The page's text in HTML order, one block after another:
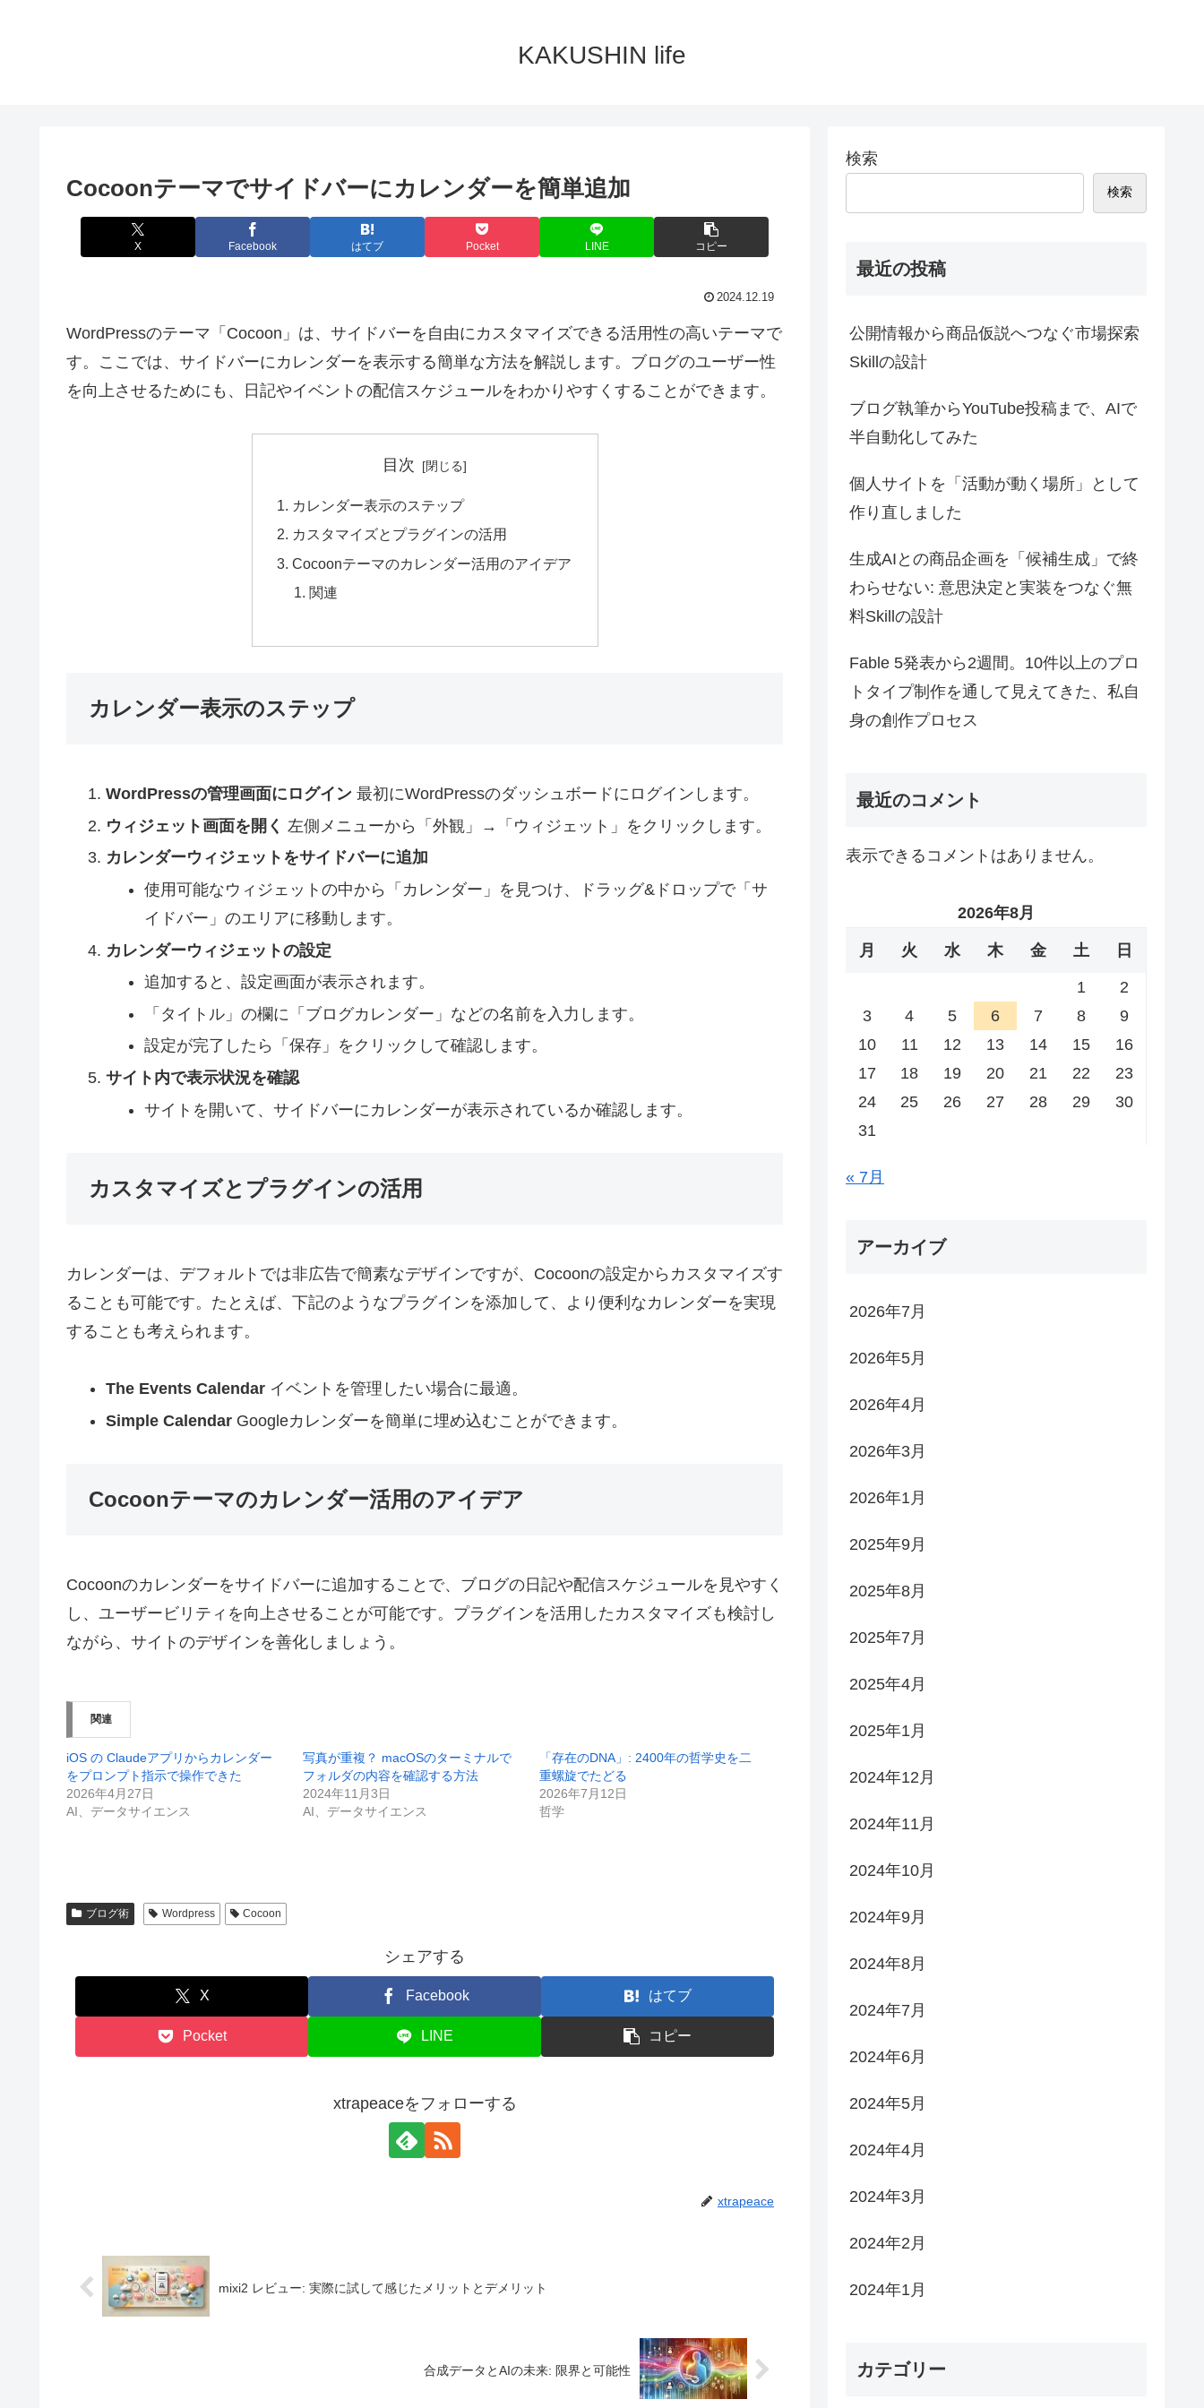
KAKUSHIN life
Cocoonテーマでサイドバーにカレンダーを簡単追加
X Facebook はてブ Pocket LINE コピー
2024.12.19
WordPressのテーマ「Cocoon」は、サイドバーを自由にカスタマイズできる活用性の高いテーマで
す。ここでは、サイドバーにカレンダーを表示する簡単な方法を解説します。ブログのユーザー性
を向上させるためにも、日記やイベントの配信スケジュールをわかりやすくすることができます。
目次
カレンダー表示のステップ
カスタマイズとプラグインの活用
Cocoonテーマのカレンダー活用のアイデア
関連
カレンダー表示のステップ
WordPressの管理画面にログイン最初にWordPressのダッシュボードにログインします。
ウィジェット画面を開く 左側メニューから「外観」→「ウィジェット」をクリックします。
カレンダーウィジェットをサイドバーに追加
使用可能なウィジェットの中から「カレンダー」を見つけ、ドラッグ&ドロップで「サ
イドバー」のエリアに移動します。
カレンダーウィジェットの設定
追加すると、設定画面が表示されます。
「タイトル」の欄に「ブログカレンダー」などの名前を入力します。
設定が完了したら「保存」をクリックして確認します。
サイト内で表示状況を確認
サイトを開いて、サイドバーにカレンダーが表示されているか確認します。
カスタマイズとプラグインの活用
カレンダーは、デフォルトでは非広告で簡素なデザインですが、Cocoonの設定からカスタマイズす
ることも可能です。たとえば、下記のようなプラグインを添加して、より便利なカレンダーを実現
することも考えられます。
The Events Calendarイベントを管理したい場合に最適。
Simple CalendarGoogleカレンダーを簡単に埋め込むことができます。
Cocoonテーマのカレンダー活用のアイデア
Cocoonのカレンダーをサイドバーに追加することで、ブログの日記や配信スケジュールを見やすく
し、ユーザービリティを向上させることが可能です。プラグインを活用したカスタマイズも検討し
ながら、サイトのデザインを善化しましょう。
関連
iOS の Claudeアプリからカレンダー
をプロンプト指示で操作できた
2026年4月27日
AI、データサイエンス
写真が重複？ macOSのターミナルで
フォルダの内容を確認する方法
2024年11月3日
AI、データサイエンス
「存在のDNA」: 2400年の哲学史を二
重螺旋でたどる
2026年7月12日
哲学
ブログ術 Wordpress Cocoon
シェアする
X Facebook はてブ
Pocket LINE コピー
xtrapeaceをフォローする
xtrapeace
mixi2 レビュー: 実際に試して感じたメリットとデメリット
合成データとAIの未来: 限界と可能性
検索
検索
最近の投稿
公開情報から商品仮説へつなぐ市場探索
Skillの設計
ブログ執筆からYouTube投稿まで、AIで
半自動化してみた
個人サイトを「活動が動く場所」として
作り直しました
生成AIとの商品企画を「候補生成」で終
わらせない: 意思決定と実装をつなぐ無
料Skillの設計
Fable 5発表から2週間。10件以上のプロ
トタイプ制作を通して見えてきた、私自
身の創作プロセス
最近のコメント
表示できるコメントはありません。
2026年8月
月 火 水 木 金 土 日
1
2
3
4 5 6 7 8
9
10
11 12 13 14 15
16
17
18 19 20 21 22
23
24
25 26 27 28 29
30
31
« 7月
アーカイブ
2026年7月
2026年5月
2026年4月
2026年3月
2026年1月
2025年9月
2025年8月
2025年7月
2025年4月
2025年1月
2024年12月
2024年11月
2024年10月
2024年9月
2024年8月
2024年7月
2024年6月
2024年5月
2024年4月
2024年3月
2024年2月
2024年1月
カテゴリー